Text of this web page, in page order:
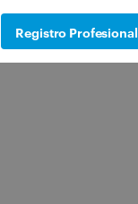
Registro Profesional